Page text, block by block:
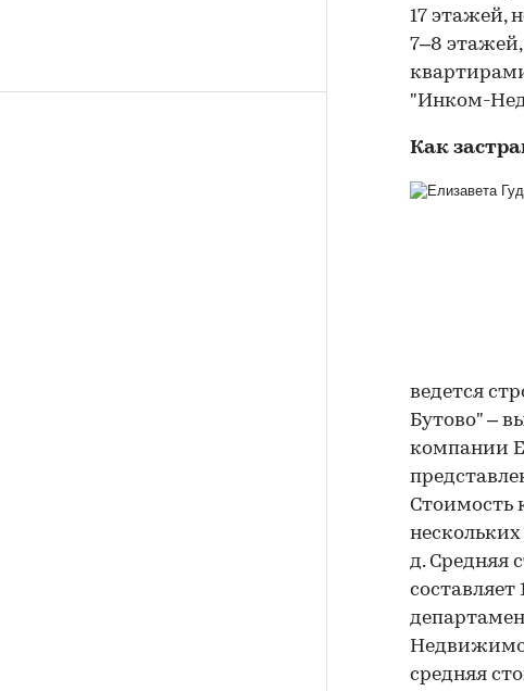
17 этажей,
7–8
"Инком-
Как
ведется
Бутово" –
компании
Стоимость
д. Средняя
составляет
средняя